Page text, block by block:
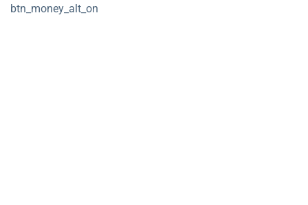
btn_money_alt_on